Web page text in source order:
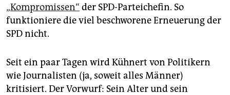
„Kompromissen“ der SPD-Parteichefin. So
funktioniere die viel beschworene Erneuerung der
SPD nicht.
Seit ein paar Tagen wird Kühnert von Politikern
wie Journalisten (ja, soweit alles Männer)
kritisiert. Der Vorwurf: Sein Alter und sein